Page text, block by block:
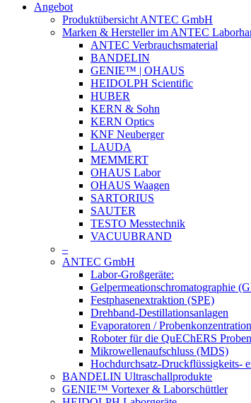
Angebot
Produktübersicht ANTEC GmbH
Marken & Hersteller im ANTEC
ANTEC Verbrauchsmaterial
BANDELIN
GENIE™ | OHAUS
HEIDOLPH Scientific
HUBER
KERN & Sohn
KERN Optics
KNF Neuberger
LAUDA
MEMMERT
OHAUS Labor
OHAUS Waagen
SARTORIUS
SAUTER
TESTO Messtechnik
VACUUBRAND
–
ANTEC GmbH
Labor-Großgeräte:
Gelpermeationschromatographie
Festphasenextraktion (SPE)
Drehband-Destillationsanlagen
Evaporatoren / Probenkonzentration
Roboter für die QuEChERS
Mikrowellenaufschluss (MDS)
Hochdurchsatz-Druckflüssigkeits-
BANDELIN Ultraschallprodukte
GENIE™ Vortexer & Laborschüttler